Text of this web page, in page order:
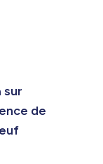
sur
de